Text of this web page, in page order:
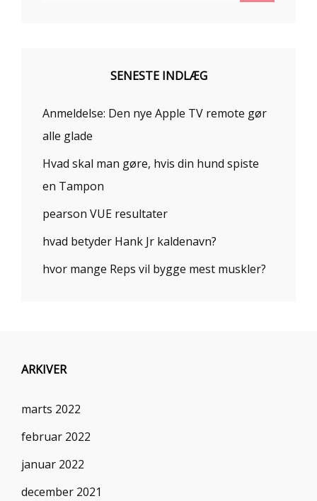
SENESTE INDLÆG
Anmeldelse: Den nye Apple TV remote gør
alle glade
Hvad skal man gøre, hvis din hund spiste
en Tampon
pearson VUE resultater
hvad betyder Hank Jr kaldenavn?
hvor mange Reps vil bygge mest muskler?
ARKIVER
marts 2022
februar 2022
januar 2022
december 2021